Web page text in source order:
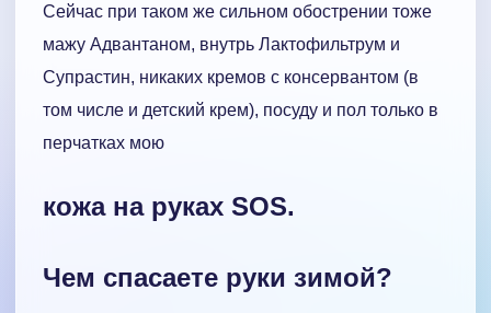
Сейчас при таком же сильном обострении тоже
мажу Адвантаном, внутрь Лактофильтрум и
Супрастин, никаких кремов с консервантом (в
том числе и детский крем), посуду и пол только в
перчатках мою
кожа на руках SOS.
Чем спасаете руки зимой?